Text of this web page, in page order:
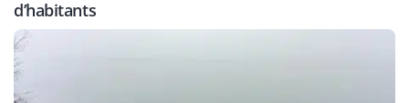
d’habitants